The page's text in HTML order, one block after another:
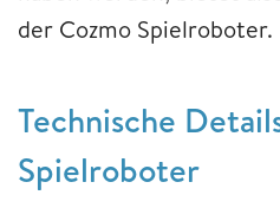
der Cozmo Spielroboter.
Technische
Spielroboter